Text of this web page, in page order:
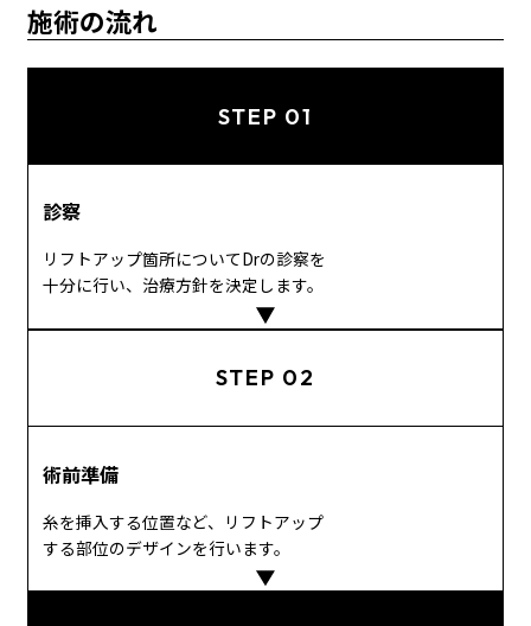
施術の流れ
STEP 01
診察
リフトアップ箇所についてDrの診察を
十分に行い、治療方針を決定します。
STEP 02
術前準備
糸を挿入する位置など、リフトアップ
する部位のデザインを行います。